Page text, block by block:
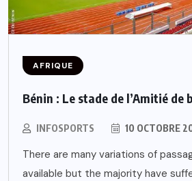
AFRIQUE
Bénin : Le stade de l’Amitié
INFOSPORTS 10 OCTOBRE
There are many variations of
available but the majority have